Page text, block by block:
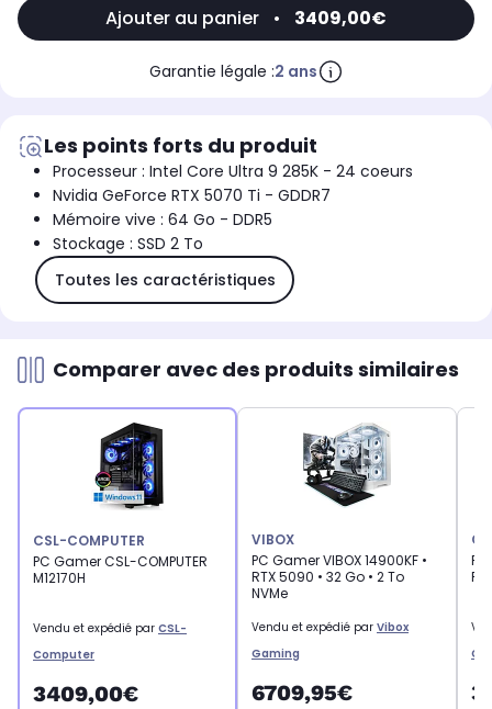
Ajouter au panier • 3409,00€
Garantie légale :2 ans
Les points forts du produit
Processeur : Intel Core Ultra 9 285K - 24 coeurs
Nvidia GeForce RTX 5070 Ti - GDDR7
Mémoire vive : 64 Go - DDR5
Stockage : SSD 2 To
Toutes les caractéristiques
Comparer avec des produits similaires
CSL-COMPUTER
PC Gamer CSL-COMPUTER
M12170H
Vendu et expédié par CSL-
Computer
3409,00€
VIBOX
PC Gamer VIBOX 14900KF •
RTX 5090 • 32 Go • 2 To
NVMe
Vendu et expédié par Vibox
Gaming
6709,95€